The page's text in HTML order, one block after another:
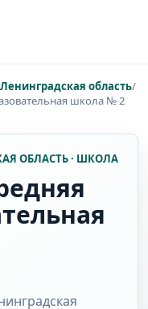
область/
школа № 2
ОБЛАСТЬ · ШКОЛА